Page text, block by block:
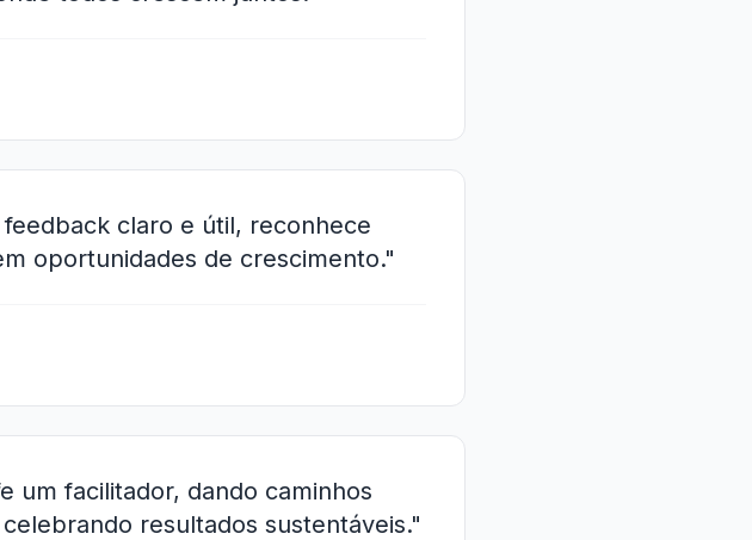
claro e útil, reconhece
oportunidades de crescimento."
um facilitador, dando caminhos
resultados sustentáveis."